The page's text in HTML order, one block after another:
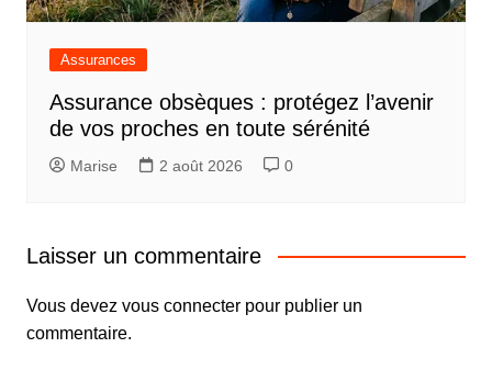
Assurances
Assurance obsèques : protégez l’avenir
de vos proches en toute sérénité
Marise 2 août 2026 0
Laisser un commentaire
Vous devez vous connecterpour publier un
commentaire.